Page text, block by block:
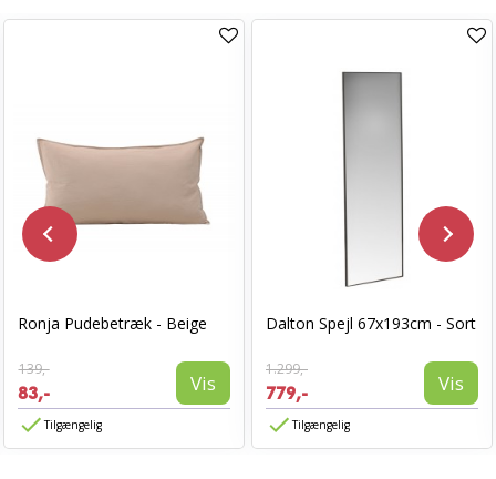
Ronja Pudebetræk - Beige
139,-
83,- Vis
Tilgængelig
Dalton Spejl 67x193cm - Sort
1.299,-
779,- Vis
Tilgængelig